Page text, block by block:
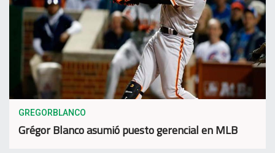
GREGORBLANCO
Grégor Blanco asumió puesto gerencial en MLB